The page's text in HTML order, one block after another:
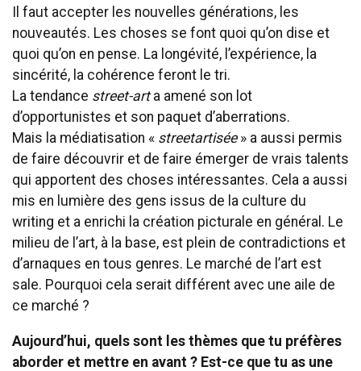
Il faut accepter les nouvelles générations, les
nouveautés. Les choses se font quoi qu’on dise et
quoi qu’on en pense. La longévité, l’expérience, la
sincérité, la cohérence feront le tri.
La tendance street-arta amené son lot
d’opportunistes et son paquet d’aberrations.
Mais la médiatisation « streetartisée» a aussi permis
de faire découvrir et de faire émerger de vrais talents
qui apportent des choses intéressantes. Cela a aussi
mis en lumière des gens issus de la culture du
writing et a enrichi la création picturale en général. Le
milieu de l’art, à la base, est plein de contradictions et
d’arnaques en tous genres. Le marché de l’art est
sale. Pourquoi cela serait différent avec une aile de
ce marché ?
Aujourd’hui, quels sont les thèmes que tu préfères
aborder et mettre en avant ? Est-ce que tu as une